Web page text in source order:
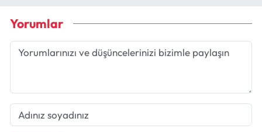
Yorumlar